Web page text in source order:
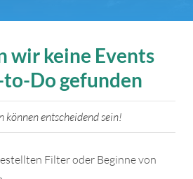
wir keine Events
Do gefunden
können entscheidend sein!
Filter oder Beginne von